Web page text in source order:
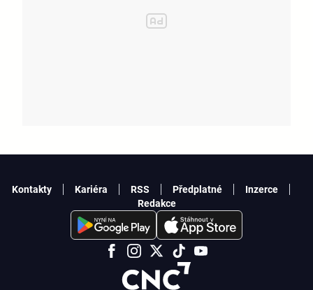
Kontakty Kariéra RSS Předplatné
Inzerce
Redakce